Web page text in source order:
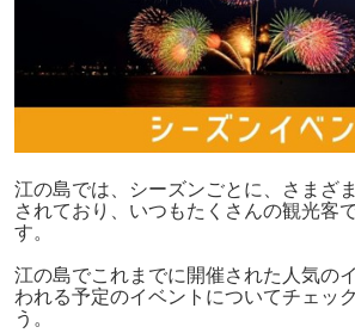
江の島では、シーズンごとに、さまざ
されており、いつもたくさんの観光客
す。
江の島でこれまでに開催された人気の
われる予定のイベントについてチェッ
う。